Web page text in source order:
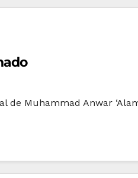
Muhammad Anwar